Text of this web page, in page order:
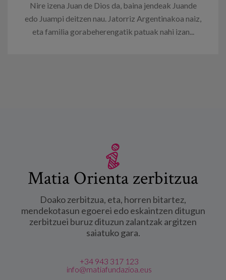
Nire izena Juan de Dios da, baina jendeak Juande
edo Juampi deitzen nau. Jatorriz Argentinakoa naiz,
eta familia gorabeherengatik patuak nahi izan...
Matia Orienta zerbitzua
Doako zerbitzua, eta, horren bitartez,
mendekotasun egoerei edo eskaintzen ditugun
zerbitzuei buruz dituzun zalantzak argitzen
saiatuko gara.
+34 943 317 123
info@matiafundazioa.eus